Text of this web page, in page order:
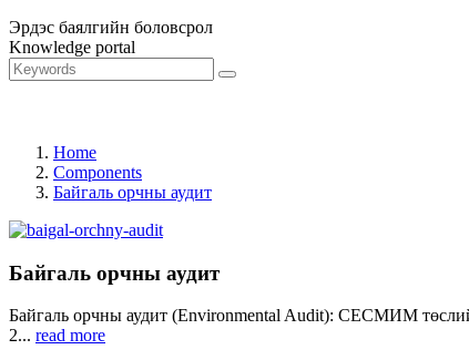
Эрдэс баялгийн боловсрол
Knowledge portal
Home
Components
Байгаль орчны аудит
Байгаль орчны аудит
Байгаль орчны аудит (Environmental Audit): СЕСМИМ
2... read more